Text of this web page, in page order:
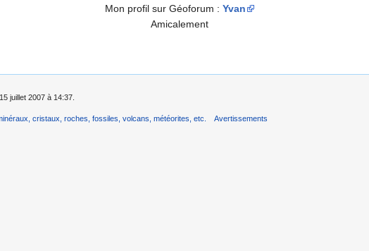
Mon profil sur Géoforum : Yvan
Amicalement
juillet 2007 à 14:37.
cristaux, roches, fossiles, volcans, météorites, etc. Avertissements